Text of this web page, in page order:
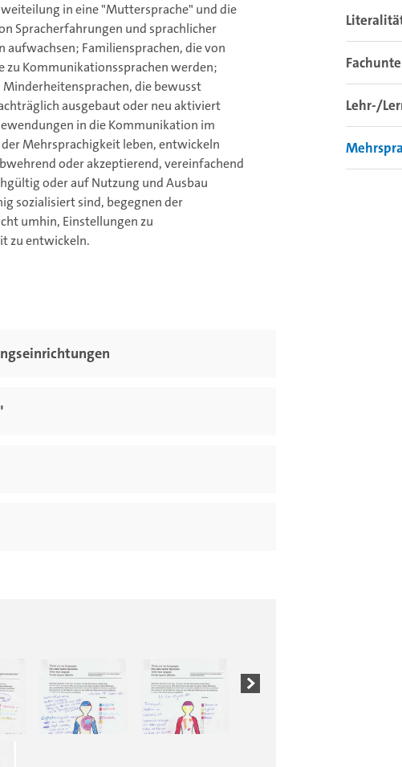
in eine "Muttersprache" und die
Spracherfahrungen und sprachlicher
aufwachsen; Familiensprachen, die von
zu Kommunikationssprachen werden;
die bewusst
ausgebaut oder neu aktiviert
in die Kommunikation im
Mehrsprachigkeit leben, entwickeln
oder akzeptierend, vereinfachend
oder auf Nutzung und Ausbau
sozialisiert sind, begegnen der
umhin, Einstellungen zu
zu entwickeln.
Lehr-/